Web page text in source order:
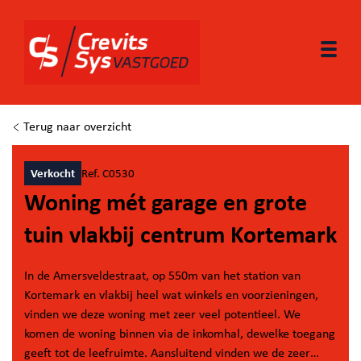
Terug naar overzicht
Verkocht Ref. C0530
Woning mét garage en grote
tuin vlakbij centrum Kortemark
In de Amersveldestraat, op 550m van het station van
Kortemark en vlakbij heel wat winkels en voorzieningen,
vinden we deze woning met zeer veel potentieel. We
komen de woning binnen via de inkomhal, dewelke toegang
geeft tot de leefruimte. Aansluitend vinden we de zeer